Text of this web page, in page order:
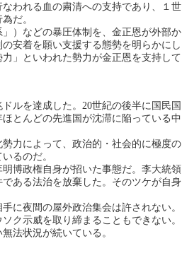
われる血の粛清への支持であり、１世
だ。
）などの暴圧体制を、金正恩が外部か
安着を願い支援する態勢を明らかにし
」といわれた勢力が金正恩を支持して
ルを達成した。20世紀の後半に国民国
とんどの先進国が沈滞に陥っている中
力によって、政治的・社会的に極度の
るのだ。
博政権自身が招いた事態だ。李大統領
ある法治を放棄した。そのツケが自身
に夜間の屋外政治集会は許されない。
ク示威を取り締まることもできない。
法状況が続いている。